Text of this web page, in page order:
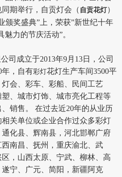
期举行，自贡灯会（ 自贡花灯）
颁奖盛典”上，荣获”新世纪十年
力的节庆活动”。
司成立于2013年9月13日，公司
年，自有彩灯花灯生产车间3500平
会、彩车、彩船、民间工艺
、城市灯饰、城市亮化工程等
销售。 在过去近20年的从业历
关单位或企业合作过众多彩灯
化县、辉南县，河北邯郸广府
南昌、抚州，重庆渝北、武
，山西太原、宁武、柳林、高
宁、广元、简阳，新疆阿克